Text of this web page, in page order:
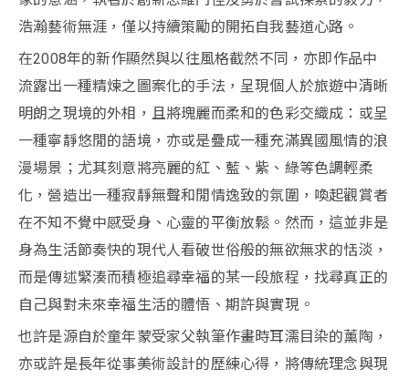
浩瀚藝術無涯，僅以持續策勵的開拓自我藝道心路。
在2008年的新作顯然與以往風格截然不同，亦即作品中
流露出一種精煉之圖案化的手法，呈現個人於旅遊中清晰
明朗之現境的外相，且將瑰麗而柔和的色彩交織成：或呈
一種寧靜悠閒的語境，亦或是疊成一種充滿異國風情的浪
漫場景；尤其刻意將亮麗的紅、藍、紫、綠等色調輕柔
化，營造出一種寂靜無聲和閒情逸致的氛圍，喚起觀賞者
在不知不覺中感受身、心靈的平衡放鬆。然而，這並非是
身為生活節奏快的現代人看破世俗般的無欲無求的恬淡，
而是傳述緊湊而積極追尋幸福的某一段旅程，找尋真正的
自己與對未來幸福生活的體悟、期許與實現。
也許是源自於童年蒙受家父執筆作畫時耳濡目染的薰陶，
亦或許是長年從事美術設計的歷練心得，將傳統理念與現